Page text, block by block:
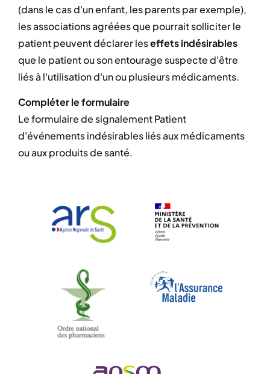
(dans le cas d'un enfant, les parents par exemple),
les associations agréées que pourrait solliciter le
patient peuvent déclarer leseffets indésirables
que le patient ou son entourage suspecte d'être
liés à l'utilisation d'un ou plusieurs médicaments.
Compléter le formulaire
Le formulaire de signalement Patient
d'événements indésirables liés aux médicaments
ou aux produits de santé.